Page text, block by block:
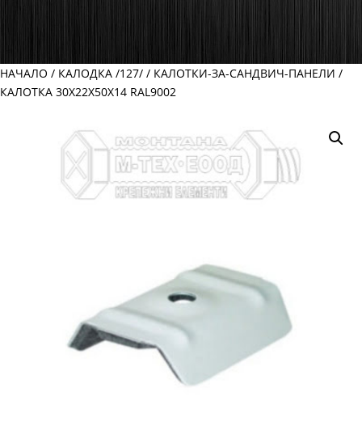
НАЧАЛО / КАЛОДКА /127/ / КАЛОТКИ-ЗА-САНДВИЧ-ПАНЕЛИ /
КАЛОТКА 30Х22Х50Х14 RAL9002